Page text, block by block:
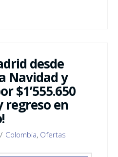
desde
Navidad y
$1’555.650
regreso en
Colombia, Ofertas